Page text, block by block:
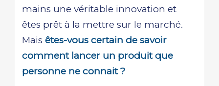
mains une véritable innovation et
êtes prêt à la mettre sur le marché.
Mais êtes-vous certain de savoir
comment lancer un produit que
personne ne connait ?